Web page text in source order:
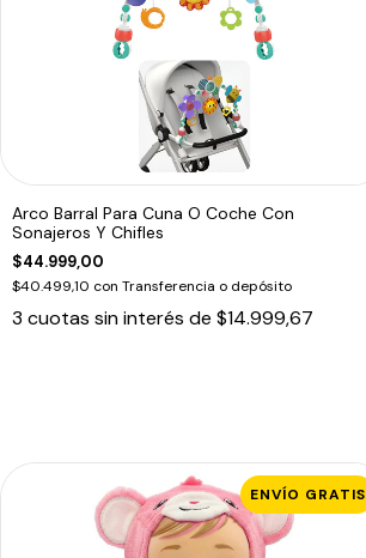
Arco Barral Para Cuna O Coche Con
Sonajeros Y Chifles
$44.999,00
$40.499,10 con Transferencia o depósito
3 cuotas sin interés de $14.999,67
ENVÍO GRATIS